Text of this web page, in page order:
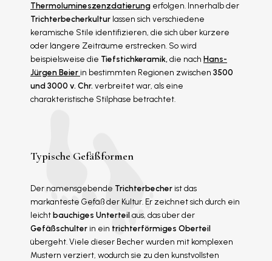
Thermolumineszenzdatierung erfolgen. Innerhalb der
Trichterbecherkultur lassen sich verschiedene
keramische Stile identifizieren, die sich über kürzere
oder längere Zeiträume erstrecken. So wird
beispielsweise die Tiefstichkeramik,die nach Hans-
Jürgen Beierin bestimmten Regionen zwischen 3500
und 3000 v. Chr. verbreitet war, als eine
charakteristische Stilphase betrachtet.
Typische Gefäßformen
Der namensgebende Trichterbecherist das
markanteste Gefäß der Kultur. Er zeichnet sich durch ein
leichtbauchiges Unterteilaus, das über der
Gefäßschulterin ein trichterförmiges Oberteil
übergeht. Viele dieser Becher wurden mit komplexen
Mustern verziert, wodurch sie zu den kunstvollsten